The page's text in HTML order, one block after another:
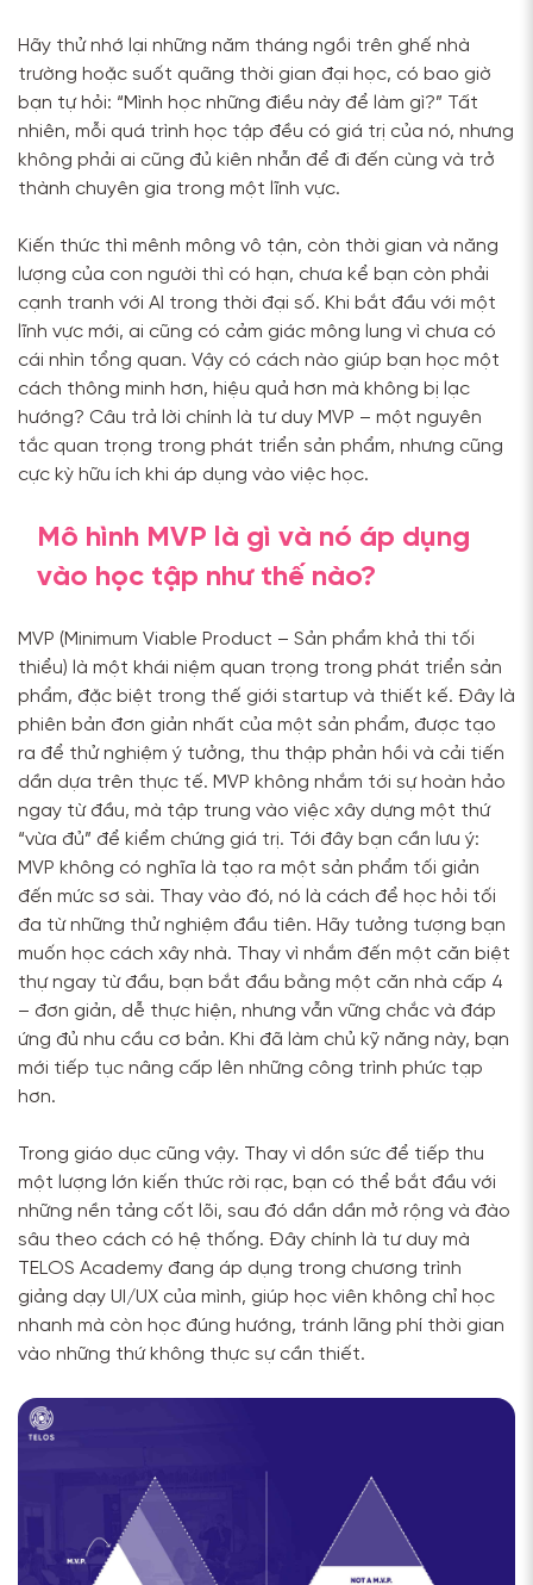
Hãy thử nhớ lại những năm tháng ngồi trên ghế nhà
trường hoặc suốt quãng thời gian đại học, có bao giờ
bạn tự hỏi: “Mình học những điều này để làm gì?” Tất
nhiên, mỗi quá trình học tập đều có giá trị của nó, nhưng
không phải ai cũng đủ kiên nhẫn để đi đến cùng và trở
thành chuyên gia trong một lĩnh vực.
Kiến thức thì mênh mông vô tận, còn thời gian và năng
lượng của con người thì có hạn, chưa kể bạn còn phải
cạnh tranh với AI trong thời đại số. Khi bắt đầu với một
lĩnh vực mới, ai cũng có cảm giác mông lung vì chưa có
cái nhìn tổng quan. Vậy có cách nào giúp bạn học một
cách thông minh hơn, hiệu quả hơn mà không bị lạc
hướng? Câu trả lời chính là tư duy MVP – một nguyên
tắc quan trọng trong phát triển sản phẩm, nhưng cũng
cực kỳ hữu ích khi áp dụng vào việc học.
Mô hình MVP là gì và nó áp dụng
vào học tập như thế nào?
MVP (Minimum Viable Product – Sản phẩm khả thi tối
thiểu) là một khái niệm quan trọng trong phát triển sản
phẩm, đặc biệt trong thế giới startup và thiết kế. Đây là
phiên bản đơn giản nhất của một sản phẩm, được tạo
ra để thử nghiệm ý tưởng, thu thập phản hồi và cải tiến
dần dựa trên thực tế. MVP không nhắm tới sự hoàn hảo
ngay từ đầu, mà tập trung vào việc xây dựng một thứ
“vừa đủ” để kiểm chứng giá trị. Tới đây bạn cần lưu ý:
MVP không có nghĩa là tạo ra một sản phẩm tối giản
đến mức sơ sài. Thay vào đó, nó là cách để học hỏi tối
đa từ những thử nghiệm đầu tiên. Hãy tưởng tượng bạn
muốn học cách xây nhà. Thay vì nhắm đến một căn biệt
thự ngay từ đầu, bạn bắt đầu bằng một căn nhà cấp 4
– đơn giản, dễ thực hiện, nhưng vẫn vững chắc và đáp
ứng đủ nhu cầu cơ bản. Khi đã làm chủ kỹ năng này, bạn
mới tiếp tục nâng cấp lên những công trình phức tạp
hơn.
Trong giáo dục cũng vậy. Thay vì dồn sức để tiếp thu
một lượng lớn kiến thức rời rạc, bạn có thể bắt đầu với
những nền tảng cốt lõi, sau đó dần dần mở rộng và đào
sâu theo cách có hệ thống. Đây chính là tư duy mà
TELOS Academy đang áp dụng trong chương trình
giảng dạy UI/UX của mình, giúp học viên không chỉ học
nhanh mà còn học đúng hướng, tránh lãng phí thời gian
vào những thứ không thực sự cần thiết.